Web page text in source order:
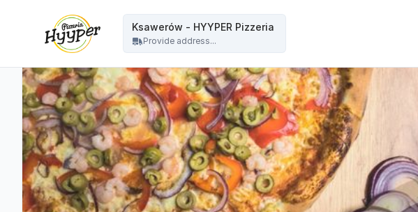
Ksawerów - HYYPER Pizzeria
Provide address...